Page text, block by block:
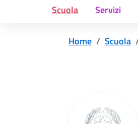
Scuola Servizi
Home Scuola